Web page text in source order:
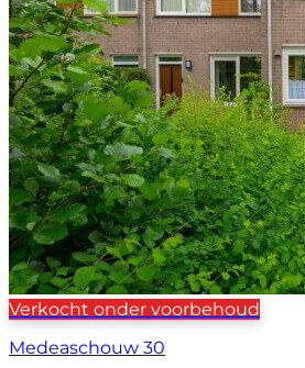
Verkocht onder voorbehoud
Medeaschouw 30